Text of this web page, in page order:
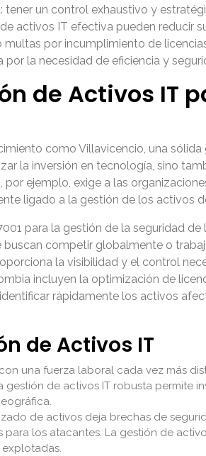
tener un control exhaustivo y
activos IT efectiva pueden reducir
por incumplimiento de
la necesidad de eficiencia y
de Activos IT
como Villavicencio, una
la inversión en tecnología, sino
ejemplo, exige a las
ligado a la gestión de los activos
para la gestión de la seguridad
competir globalmente o
la visibilidad y el control
incluyen la optimización de
rápidamente los activos
de Activos IT
una fuerza laboral cada vez más
de activos IT robusta permite
de activos deja brechas de
los atacantes. La gestión de